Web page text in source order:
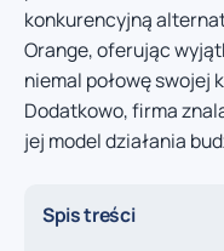
konkurencyjną
Orange, oferując
niemal połowę swojej
Dodatkowo, firma
jej model działania
Spis treści